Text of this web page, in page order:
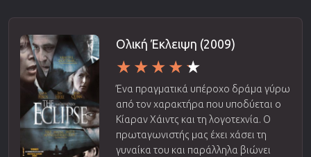
Ολική Έκλειψη (2009)
Ένα πραγματικά υπέροχο δράμα γύρω
από τον χαρακτήρα που υποδύεται ο
Κίαραν Χάιντς και τη λογοτεχνία. Ο
πρωταγωνιστής μας έχει χάσει τη
γυναίκα του και παράλληλα βιώνει